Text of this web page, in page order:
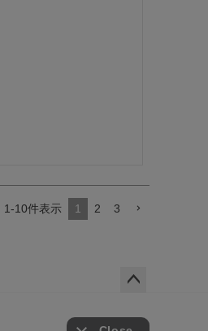
1-10件表示 1 2 3
ジト